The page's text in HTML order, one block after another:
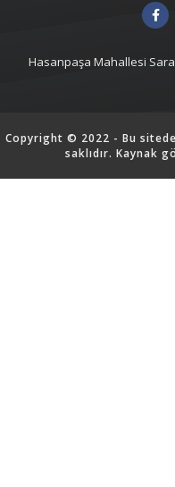
Hasanpaşa Mahallesi
Copyright © 2022 - Bu
saklıdır. Kaynak